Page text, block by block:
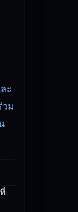
ะ
ม